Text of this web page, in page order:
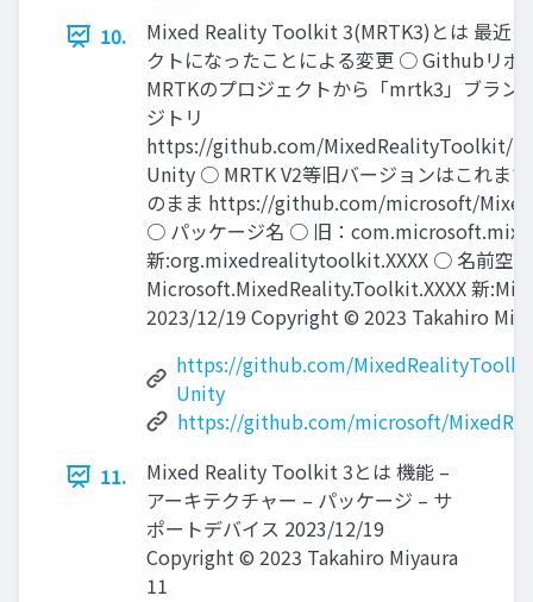
10.
Mixed Reality Toolkit 3(MRTK3)とは 最近
クトになったことによる変更 ○ Githubリポ
MRTKのプロジェクトから「mrtk3」ブラン
ジトリ
https://github.com/MixedRealityToolkit/
Unity ○ MRTK V2等旧バージョンはこれま
のまま https://github.com/microsoft/
○ パッケージ名 ○ 旧：
新:org.mixedrealitytoolkit.XXXX ○ 名前空
Microsoft.MixedReality.Toolkit.XXXX 新
2023/12/19 Copyright © 2023 Takahiro
https://github.com/
Unity
https://github.com/microsoft/
11.
Mixed Reality Toolkit 3とは 機能 –
アーキテクチャー – パッケージ – サ
ポートデバイス 2023/12/19
Copyright © 2023 Takahiro Miyaura
11